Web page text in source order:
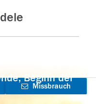
Beginn der
Missbrauch